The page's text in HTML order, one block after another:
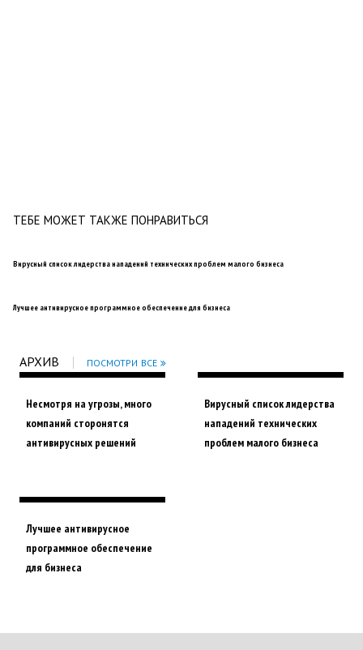
ТЕБЕ МОЖЕТ ТАКЖЕ ПОНРАВИТЬСЯ
Вирусный список лидерства нападений технических проблем малого бизнеса
Лучшее антивирусное программное обеспечение для бизнеса
АРХИВ ПОСМОТРИ ВСЕ
Несмотря на угрозы, много
компаний сторонятся
антивирусных решений
Вирусный список лидерства
нападений технических
проблем малого бизнеса
Лучшее антивирусное
программное обеспечение
для бизнеса